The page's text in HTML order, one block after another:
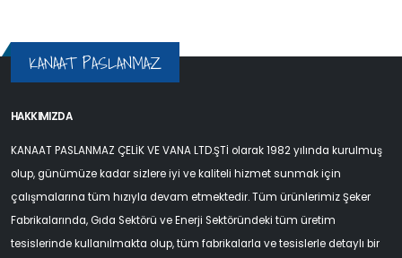
KANAAT PASLANMAZ
HAKKIMIZDA
KANAAT PASLANMAZ ÇELİK VE VANA LTD.ŞTİ olarak 1982 yılında kurulmuş
olup, günümüze kadar sizlere iyi ve kaliteli hizmet sunmak için
çalışmalarına tüm hızıyla devam etmektedir. Tüm ürünlerimiz Şeker
Fabrikalarında, Gıda Sektörü ve Enerji Sektöründeki tüm üretim
tesislerinde kullanılmakta olup, tüm fabrikalarla ve tesislerle detaylı bir